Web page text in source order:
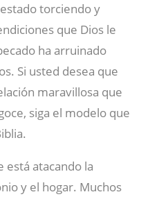
torciendo y
que Dios le
ha arruinado
Si usted desea que
maravillosa que
siga el modelo que
está atacando la
y el hogar. Muchos